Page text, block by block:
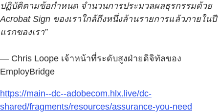
ปฏิบัติตามข้อกำหนด จำนวนการประมวลผลธุรกรรมด้วย
Acrobat Sign ของเราใกล้ถึงหนึ่งล้านรายการแล้วภายในปี
แรกของเรา”
— Chris Loope เจ้าหน้าที่ระดับสูงฝ่ายดิจิทัลของ
EmployBridge
https://main--dc--adobecom.hlx.live/dc-
shared/fragments/resources/assurance-you-need